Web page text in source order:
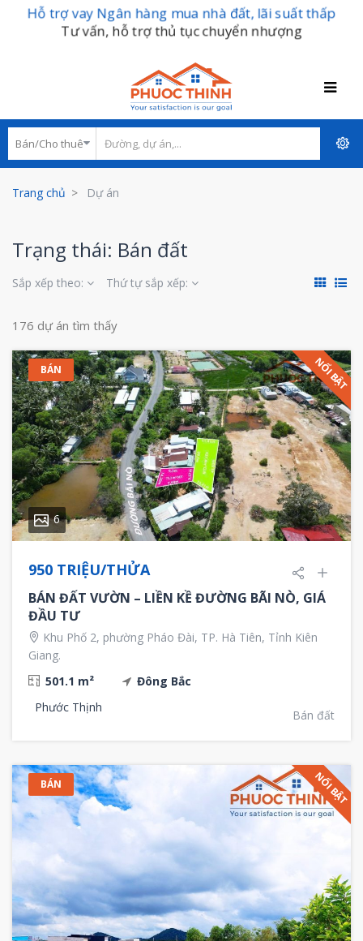
Hỗ trợ vay Ngân hàng mua nhà đất, lãi suất thấp
Tư vấn, hỗ trợ thủ tục chuyển nhượng
Trang chủ Dự án
Trạng thái: Bán đất
Sắp xếp theo: Thứ tự sắp xếp:
176 dự án tìm thấy
BÁN NỔI BẬT
6
950 TRIỆU/THỬA
BÁN ĐẤT VƯỜN – LIỀN KỀ ĐƯỜNG BÃI NÒ, GIÁ
ĐẦU TƯ
Khu Phố 2, phường Pháo Đài, TP. Hà Tiên, Tỉnh Kiên
Giang.
501.1 m²
Đông Bắc
Phước Thịnh
Bán đất
BÁN NỔI BẬT